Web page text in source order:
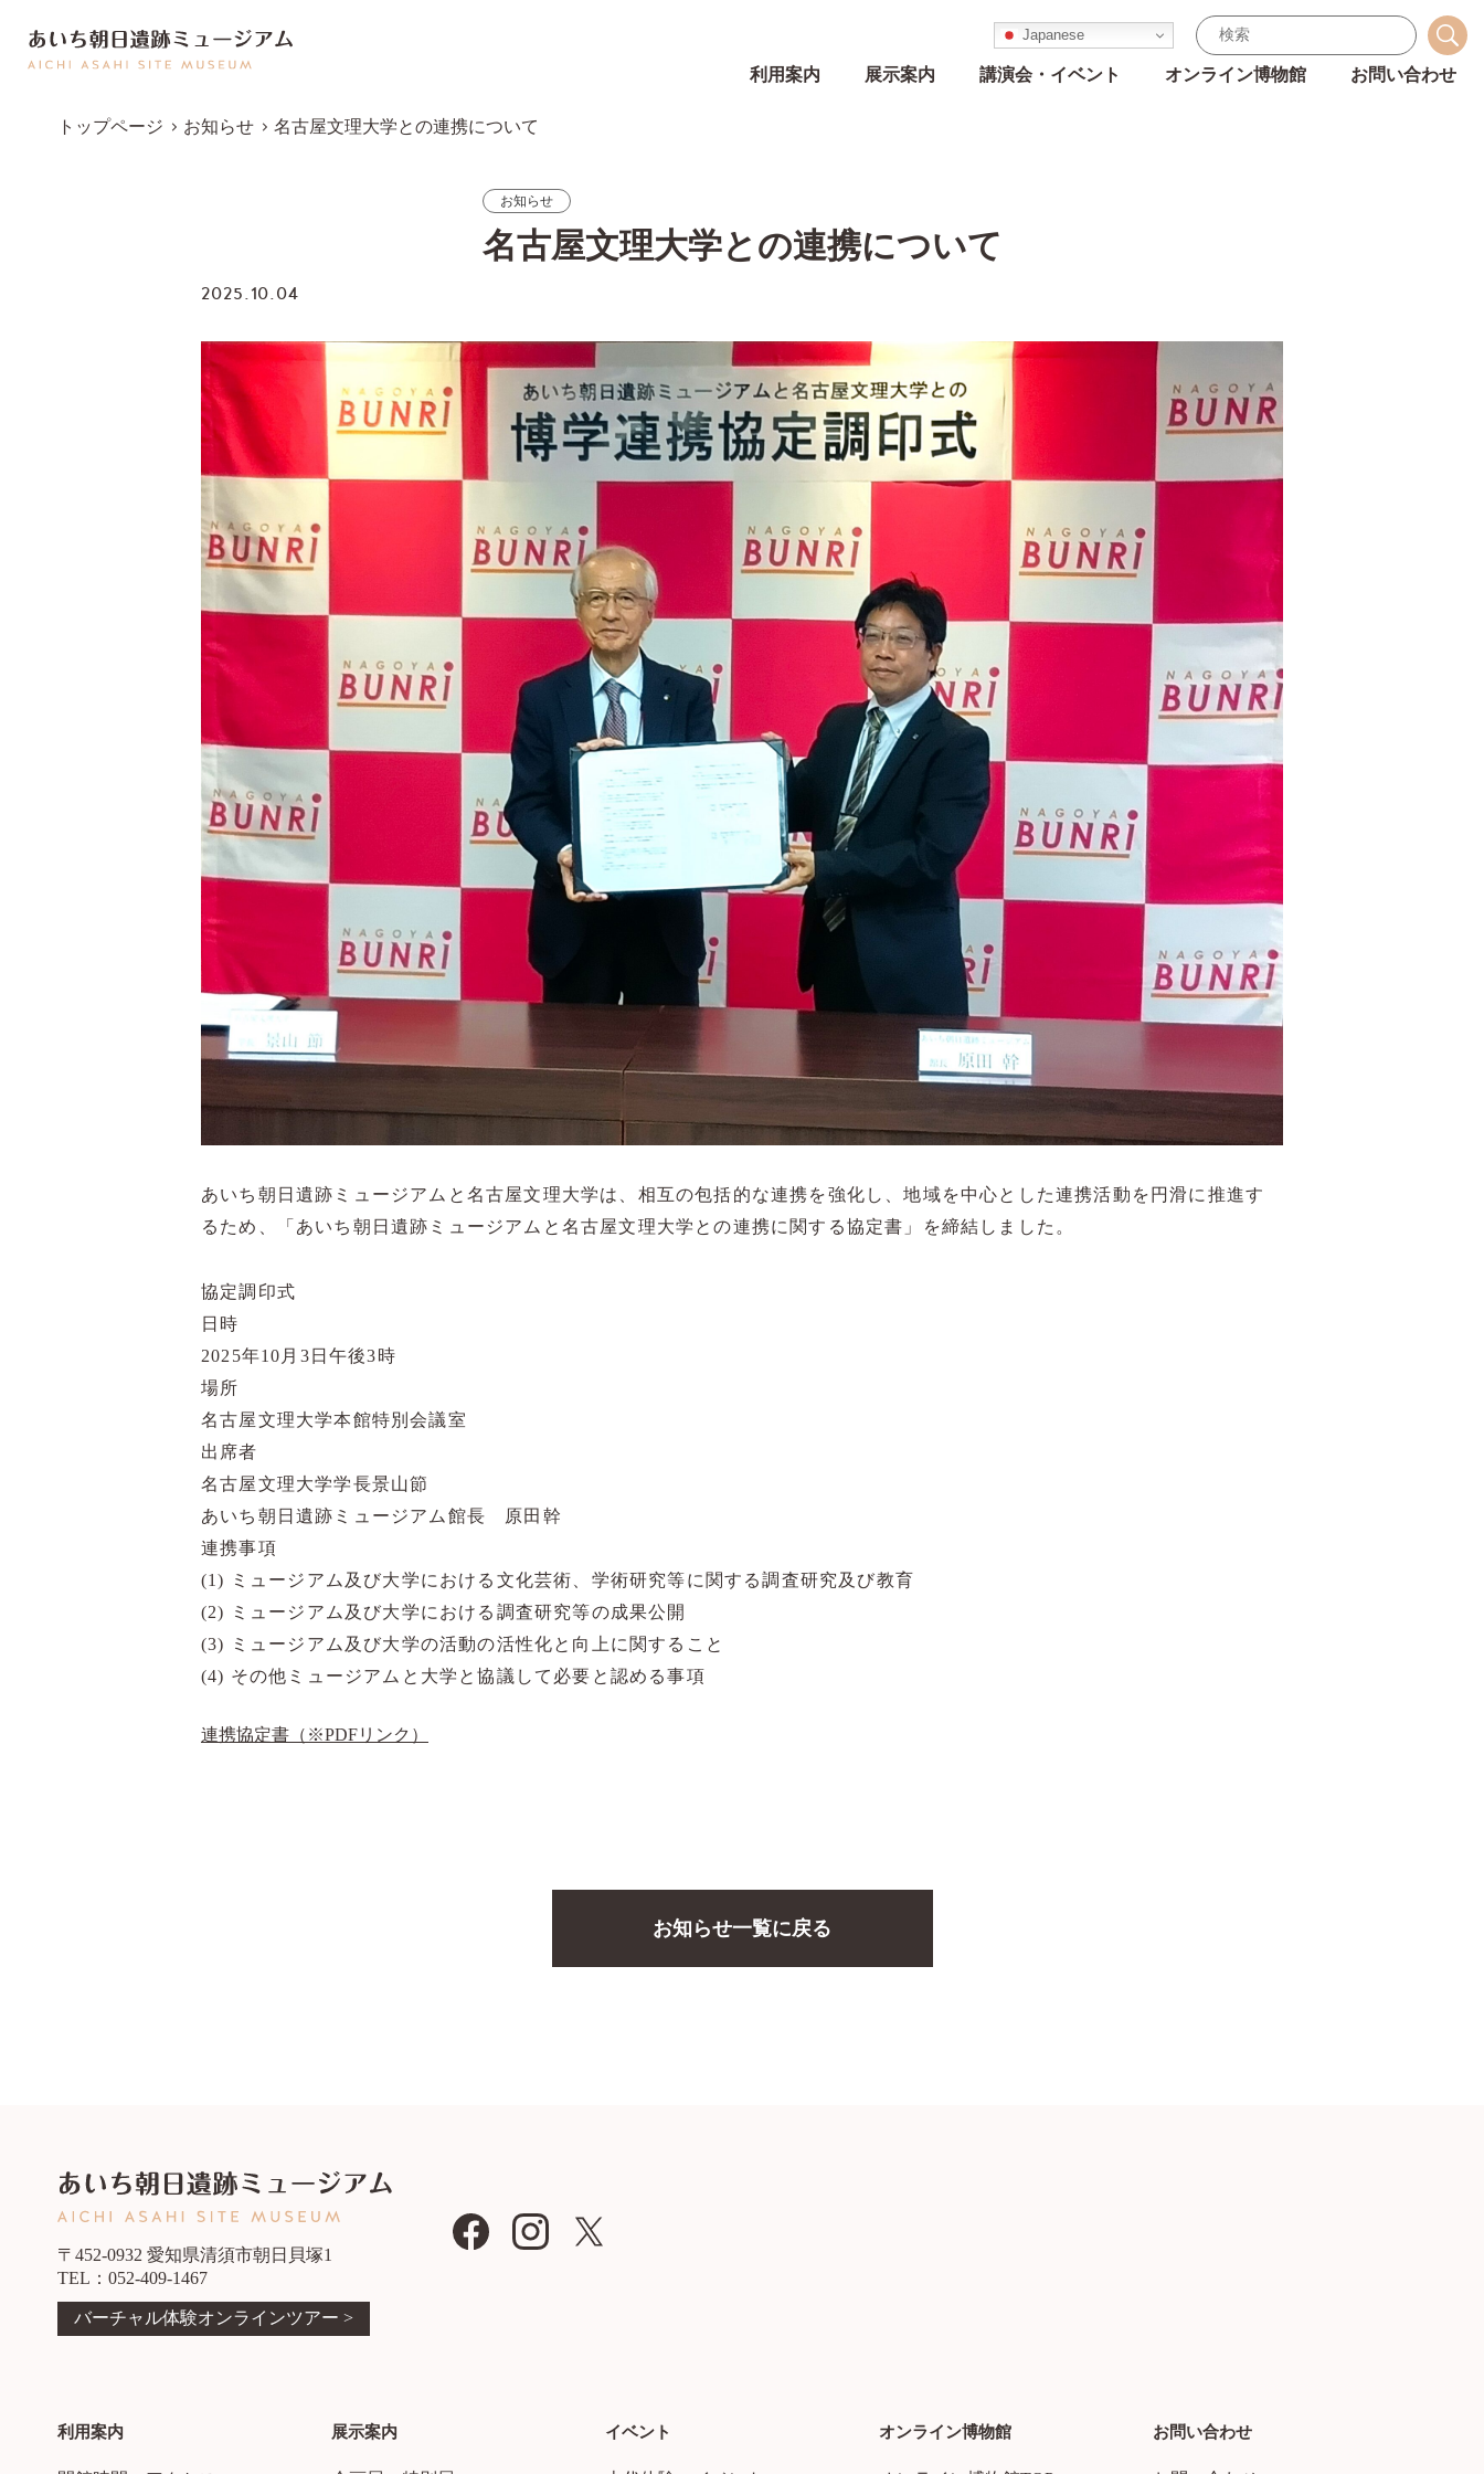
Japanese
利用案内 展示案内 講演会・イベント オンライン博物館 お問い合わせ
トップページ お知らせ 名古屋文理大学との連携について
お知らせ
名古屋文理大学との連携について
2025.10.04
あいち朝日遺跡ミュージアムと名古屋文理大学は、 相互の包括的な連携を強化し、地域を中心とした連携活動を円滑に推進す
るため、「 あいち朝日遺跡ミュージアムと名古屋文理大学との連携に関する協定書」を締結しました。
協定調印式
日時
2025年10月3日午後3時
場所
名古屋文理大学本館特別会議室
出席者
名古屋文理大学学長景山節
あいち朝日遺跡ミュージアム館長 原田幹
連携事項
(1) ミュージアム及び大学における文化芸術、 学術研究等に関する調査研究及び教育
(2) ミュージアム及び大学における調査研究等の成果公開
(3) ミュージアム及び大学の活動の活性化と向上に関すること
(4) その他ミュージアムと大学と協議して必要と認める事項
連携協定書（※PDFリンク）
お知らせ一覧に戻る
〒452-0932 愛知県清須市朝日貝塚1
TEL：052-409-1467
バーチャル体験オンラインツアー >
利用案内 展示案内 イベント オンライン博物館 お問い合わせ